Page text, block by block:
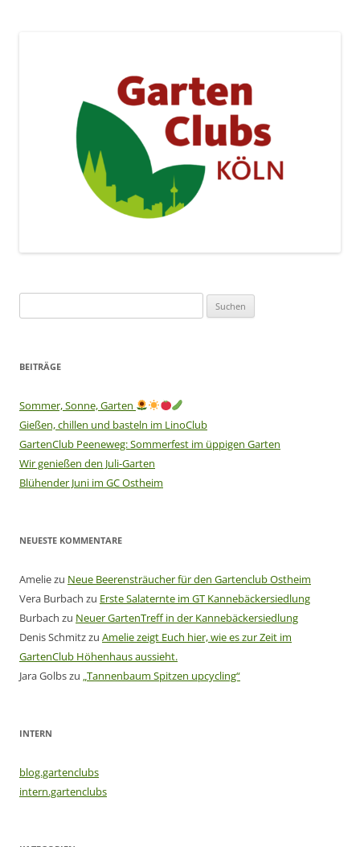
nach:
BEITRÄGE
Sommer, Sonne, Garten
Gießen, chillen und basteln im LinoClub
GartenClub Peeneweg: Sommerfest im üppigen Garten
Wir genießen den Juli-Garten
Blühender Juni im GC Ostheim
NEUESTE KOMMENTARE
Ameliezu Neue Beerensträucher für den Gartenclub Ostheim
Vera Burbach zu Erste Salaternte im GT Kannebäckersiedlung
Burbach zu Neuer GartenTreff in der Kannebäckersiedlung
Denis Schmitzzu Amelie zeigt Euch hier, wie es zur Zeit im
GartenClub Höhenhaus aussieht.
Jara Golbszu „Tannenbaum Spitzen upcycling“
INTERN
blog.gartenclubs
intern.gartenclubs